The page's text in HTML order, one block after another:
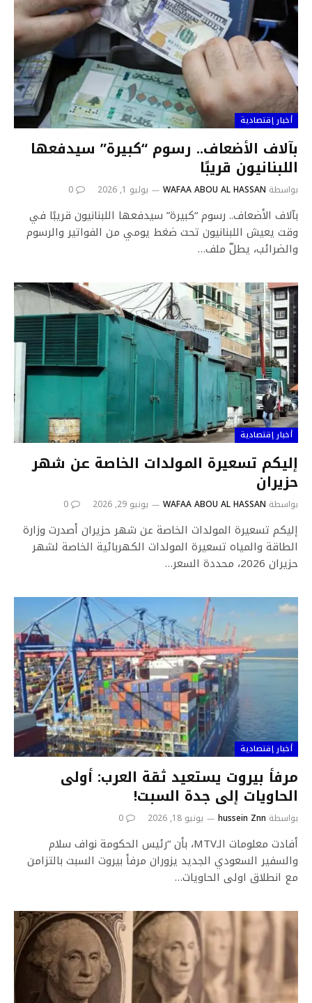
أخبار إقتصادية
بآلاف الأضعاف.. رسوم “كبيرة” سيدفعها
اللبنانيون قريبًا
بواسطة WAFAA ABOU AL HASSAN يوليو 1, 2026 0
بآلاف الأضعاف.. رسوم “كبيرة” سيدفعها اللبنانيون قريبًا في
وقت يعيش اللبنانيون تحت ضغط يومي من الفواتير والرسوم
والضرائب، يطلّ ملف…
أخبار إقتصادية
إليكم تسعيرة المولدات الخاصة عن شهر
حزيران
بواسطة WAFAA ABOU AL HASSAN يونيو 29, 2026 0
إليكم تسعيرة المولدات الخاصة عن شهر حزيران أصدرت وزارة
الطاقة والمياه تسعيرة المولدات الكهربائية الخاصة لشهر
حزيران 2026، محددة السعر…
أخبار إقتصادية
مرفأ بيروت يستعيد ثقة العرب: أولى
الحاويات إلى جدة السبت!
بواسطة hussein Znn يونيو 18, 2026 0
أفادت معلومات الـMTV، بأن “رئيس الحكومة نواف سلام
والسفير السعودي الجديد يزوران مرفأ بيروت السبت بالتزامن
مع انطلاق اولى الحاويات…